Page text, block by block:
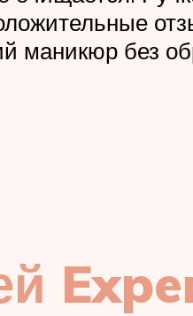
маникюр без